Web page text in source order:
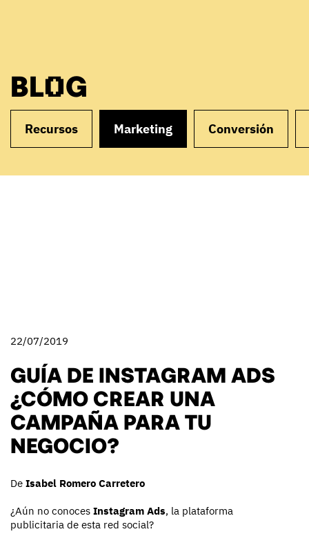
BLOG
Recursos Marketing Conversión
22/07/2019
GUÍA DE INSTAGRAM ADS
¿CÓMO CREAR UNA
CAMPAÑA PARA TU
NEGOCIO?
De Isabel Romero Carretero
¿Aún no conoces Instagram Ads, la plataforma
publicitaria de esta red social?